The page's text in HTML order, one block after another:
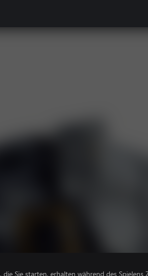
die Sie starten, erhalten während des